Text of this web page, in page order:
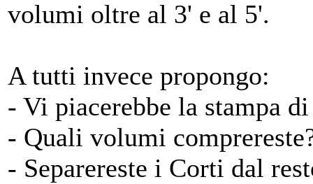
volumi oltre al 3' e al 5'.
A tutti invece propongo:
- Vi piacerebbe la stampa
- Quali volumi
- Separereste i Corti dal